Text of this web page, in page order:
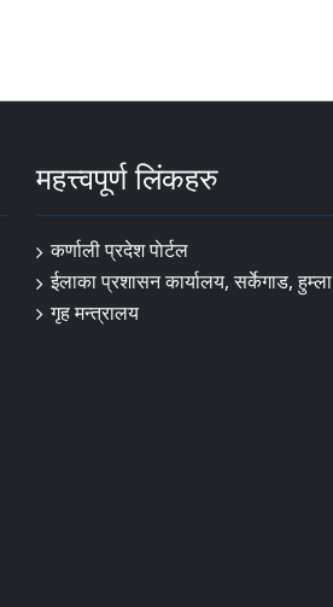
महत्त्वपूर्ण लिंकहरु
कर्णाली प्रदेश पाेर्टल
ईलाका प्रशासन कार्यालय, सर्केगाड, हुम्ला
गृह मन्त्रालय